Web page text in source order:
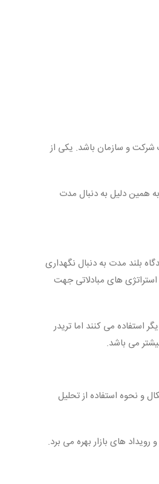
شرکت و سازمان باشد. یکی از
همین دلیل به دنبال مدت
بلند مدت به دنبال نگهداری
استراتژی های مبادلاتی جهت
استفاده می کنند اما تریدر
می باشد.
و نحوه استفاده از تحلیل
های بازار بهره می برد.